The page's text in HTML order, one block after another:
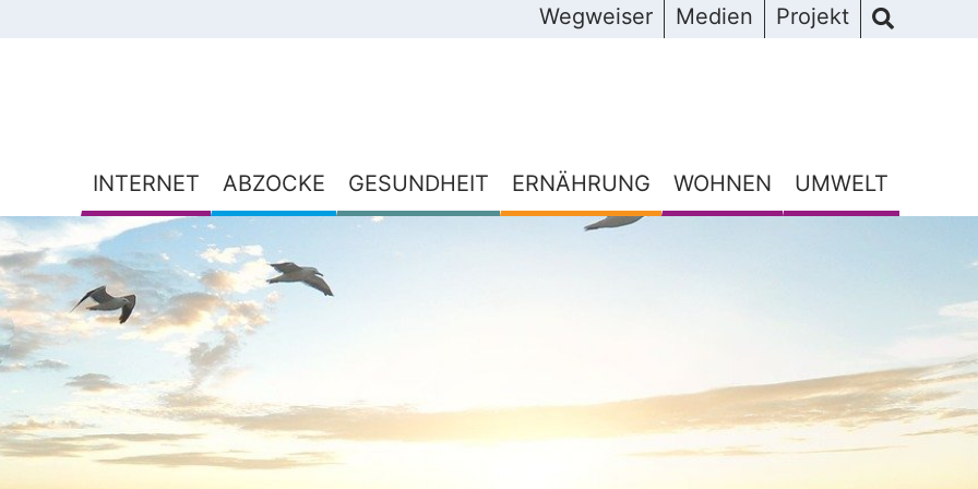
Wegweiser Medien Projekt
INTERNET ABZOCKE GESUNDHEIT ERNÄHRUNG WOHNEN UMWELT